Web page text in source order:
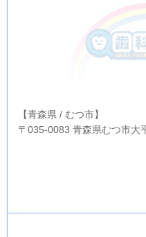
【青森県 / むつ市】
〒035-0083 青森県むつ市大